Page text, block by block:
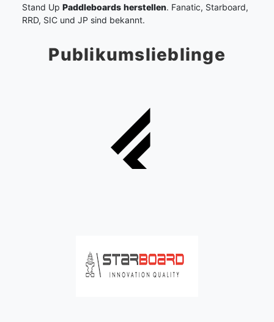
Stand Up Paddleboards herstellen. Fanatic, Starboard,
RRD, SIC und JP sind bekannt.
Publikumslieblinge